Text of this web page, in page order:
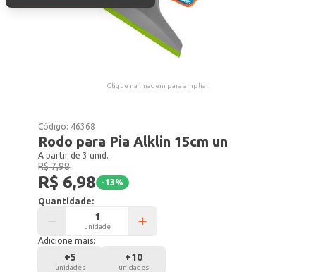
Clique na imagem para ampliar.
Código: 46368
Rodo para Pia Alklin 15cm un
A partir de 3 unid.
R$ 7,98
R$ 6,98 -13%
Quantidade:
unidade
Adicione mais:
+5
unidades
+10
unidades